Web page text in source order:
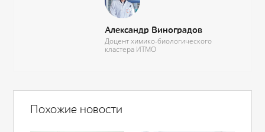
Александр Виноградов
Доцент химико-биологического
кластера ИТМО
Похожие новости